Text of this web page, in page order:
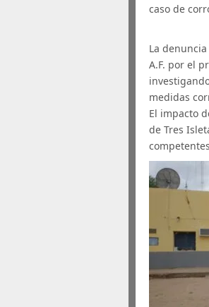
caso de
La
A.F. por el
medidas
El impacto
de Tres